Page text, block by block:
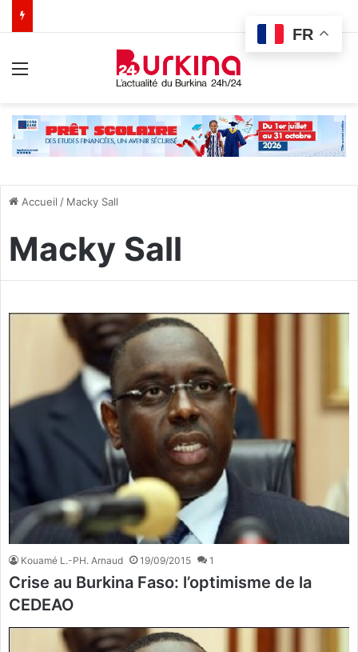
Accueil / Macky Sall
Macky Sall
Kouamé L.-PH. Arnaud 19/09/2015 1
Crise au Burkina Faso: l’optimisme de la
CEDEAO
FR